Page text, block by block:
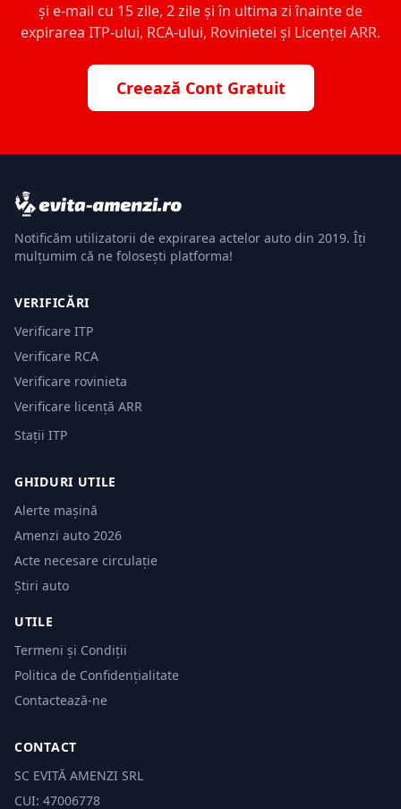
și e-mail cu 15 zile, 2 zile și în ultima zi înainte de
expirarea ITP-ului, RCA-ului, Rovinietei și Licenței ARR.
Creează Cont Gratuit
Notificăm utilizatorii de expirarea actelor auto din 2019. Îți
mulțumim că ne folosești platforma!
VERIFICĂRI
Verificare ITP
Verificare RCA
Verificare rovinieta
Verificare licență ARR
Stații ITP
GHIDURI UTILE
Alerte mașină
Amenzi auto 2026
Acte necesare circulație
Știri auto
UTILE
Termeni și Condiții
Politica de Confidențialitate
Contactează-ne
CONTACT
SC EVITĂ AMENZI SRL
CUI: 47006778